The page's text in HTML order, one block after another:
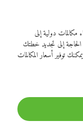
مكالمات دولية إلى
إلى تجديد خطتك
توفير أسعار المكالمات